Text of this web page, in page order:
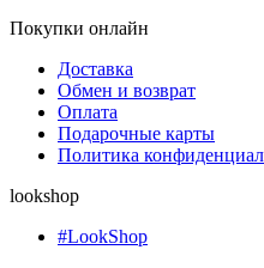
Покупки онлайн
Доставка
Обмен и возврат
Оплата
Подарочные карты
Политика
lookshop
#LookShop